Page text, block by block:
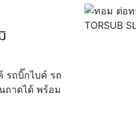
รถบิ๊กไบค์ รถ
ถาดได้ พร้อม